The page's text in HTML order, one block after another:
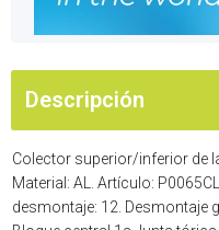
Descripción
Colector superior/inferior de
Material: AL. Artículo:
desmontaje: 12. Desmontaje